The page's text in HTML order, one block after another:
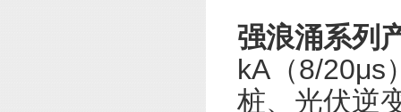
强浪涌系列
kA（8/20μs
桩、光伏逆